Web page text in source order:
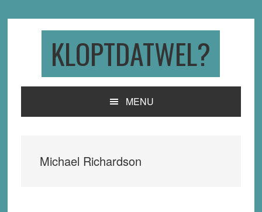
KLOPTDATWEL?
MENU
Michael Richardson